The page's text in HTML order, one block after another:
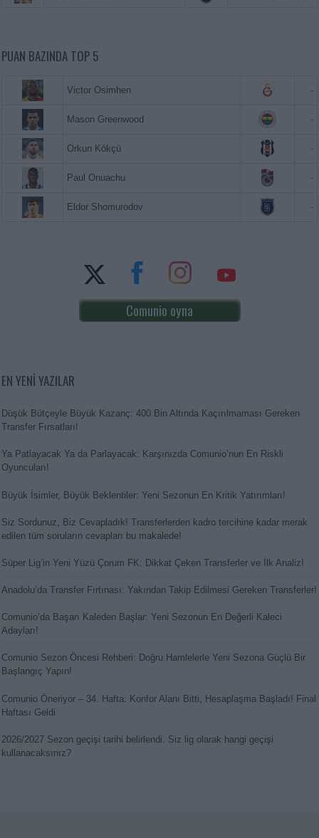
PUAN BAZINDA TOP 5
Victor Osimhen -
Mason Greenwood -
Orkun Kökçü -
Paul Onuachu -
Eldor Shomurodov -
Comunio oyna
EN YENİ YAZILAR
Düşük Bütçeyle Büyük Kazanç: 400 Bin Altında Kaçırılmaması Gereken
Transfer Fırsatları!
Ya Patlayacak Ya da Parlayacak: Karşınızda Comunio’nun En Riskli
Oyuncuları!
Büyük İsimler, Büyük Beklentiler: Yeni Sezonun En Kritik Yatırımları!
Siz Sordunuz, Biz Cevapladık! Transferlerden kadro tercihine kadar merak
edilen tüm soruların cevapları bu makalede!
Süper Lig’in Yeni Yüzü Çorum FK: Dikkat Çeken Transferler ve İlk Analiz!
Anadolu’da Transfer Fırtınası: Yakından Takip Edilmesi Gereken Transferler!
Comunio’da Başarı Kaleden Başlar: Yeni Sezonun En Değerli Kaleci
Adayları!
Comunio Sezon Öncesi Rehberi: Doğru Hamlelerle Yeni Sezona Güçlü Bir
Başlangıç Yapın!
Comunio Öneriyor – 34. Hafta: Konfor Alanı Bitti, Hesaplaşma Başladı! Final
Haftası Geldi
2026/2027 Sezon geçişi tarihi belirlendi. Siz lig olarak hangi geçişi
kullanacaksınız?